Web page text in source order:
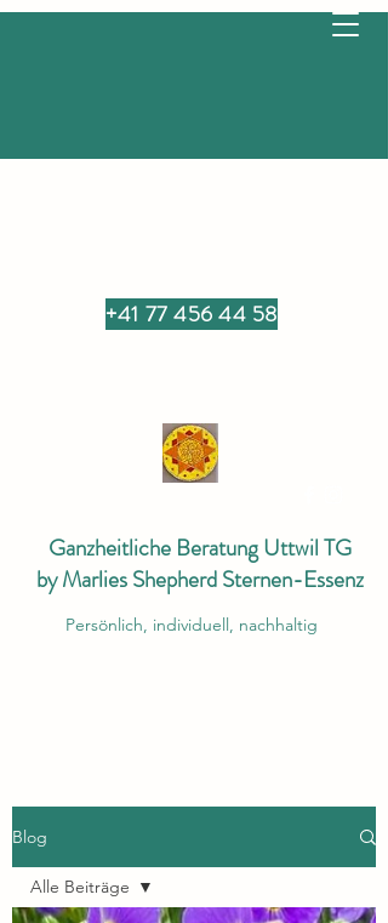
Ganzheitliche Beratung Uttwil TG
by Marlies Shepherd Sternen-Essenz
Persönlich, individuell, nachhaltig
+41 77 456 44 58
Blog
Alle Beiträge